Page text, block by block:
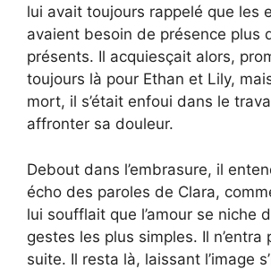
lui avait toujours rappelé que les
avaient besoin de présence plus
présents. Il acquiesçait alors,
toujours là pour Ethan et Lily,
mort, il s’était enfoui dans le
affronter sa douleur.
Debout dans l’embrasure, il
écho des paroles de Clara,
lui soufflait que l’amour se niche
gestes les plus simples. Il n’entra
suite. Il resta là, laissant l’image